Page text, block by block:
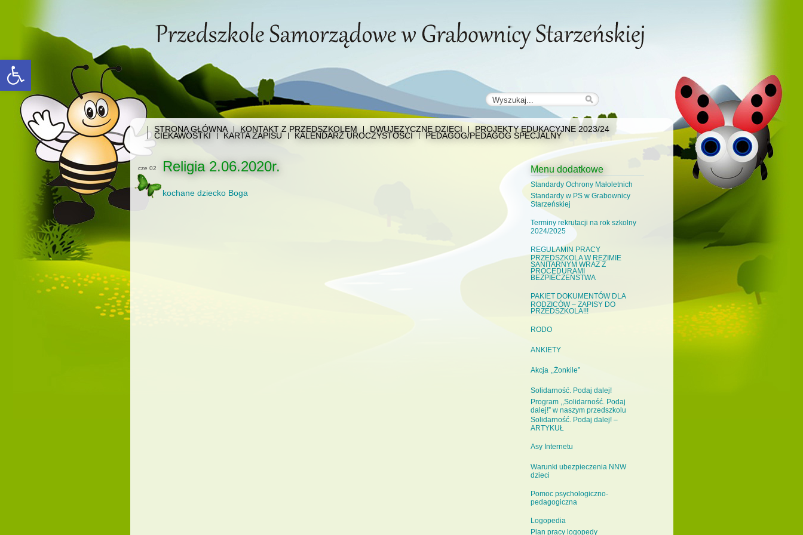
Open toolbar
STRONA GŁÓWNA KONTAKT Z PRZEDSZKOLEM DWUJĘZYCZNE DZIECI PROJEKTY EDUKACYJNE 2023/24
CIEKAWOSTKI KARTA ZAPISU KALENDARZ UROCZYSTOŚCI PEDAGOG/PEDAGOG SPECJALNY
cze 02 Religia 2.06.2020r.
kochane dziecko Boga
Menu dodatkowe
Standardy Ochrony Małoletnich
Standardy w PS w Grabownicy
Starzeńskiej
Terminy rekrutacji na rok szkolny
2024/2025
REGULAMIN PRACY
PRZEDSZKOLA W REŻIMIE
SANITARNYM WRAZ Z
PROCEDURAMI
BEZPIECZEŃSTWA
PAKIET DOKUMENTÓW DLA
RODZICÓW – ZAPISY DO
PRZEDSZKOLA!!!
RODO
ANKIETY
Akcja ,,Żonkile”
Solidarność. Podaj dalej!
Program ,,Solidarność. Podaj
dalej!” w naszym przedszkolu
Solidarność. Podaj dalej! –
ARTYKUŁ
Asy Internetu
Warunki ubezpieczenia NNW
dzieci
Pomoc psychologiczno-
pedagogiczna
Logopedia
Plan pracy logopedy